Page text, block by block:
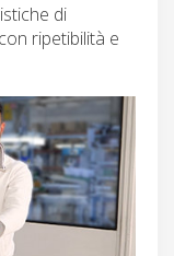
di
ripetibilità e